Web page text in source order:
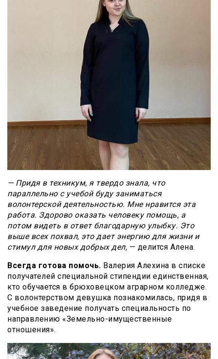
— Придя в техникум, я твердо знала, что
параллельно с учебой буду заниматься
волонтерской деятельностью. Мне нравится эта
работа. Здорово оказать человеку помощь, а
потом видеть в ответ благодарную улыбку. Это
выше всех похвал, это дает энергию для жизни и
стимул для новых добрых дел, — делится Алена.
Всегда готова помочь. Валерия Алехина в списке
получателей специальной стипендии единственная,
кто обучается в брюховецком аграрном колледже.
С волонтерством девушка познакомилась, придя в
учебное заведение получать специальность по
направлению «Земельно-имущественные
отношения».